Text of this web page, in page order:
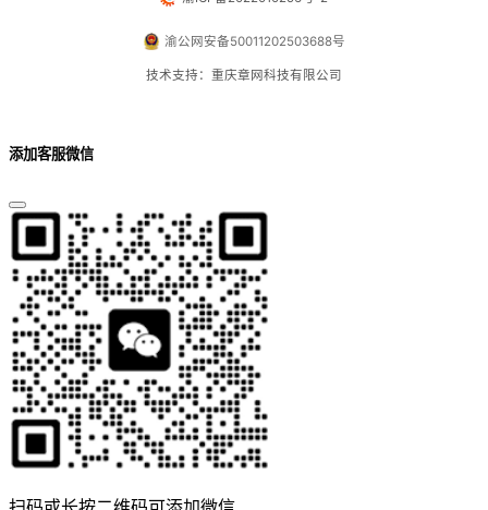
渝公网安备50011202503688号
技术支持：重庆章网科技有限公司
添加客服微信